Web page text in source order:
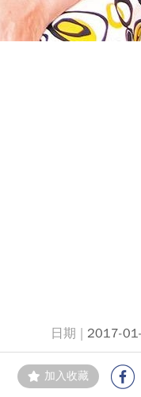
2017-
加入收藏